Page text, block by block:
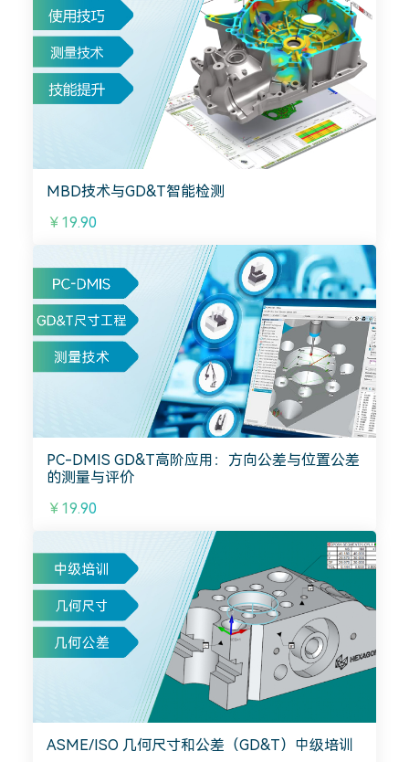
MBD技术与GD&T智能检测
￥19.90
PC-DMIS GD&T高阶应用：方向公差与位置公差
的测量与评价
￥19.90
ASME/ISO 几何尺寸和公差（GD&T）中级培训